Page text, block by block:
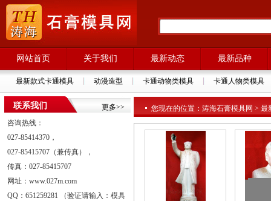
网站首页 关于我们 最新动态 最新品种
最新款式卡通模具 动漫造型 卡通动物类模具 卡通人物类模具
更多>>
联系我们
咨询热线：
027-85414370，
027-85415707（兼传真），
传真：027-85415707
网址：www.027m.com
QQ：651259281 （验证请输入：模具
您现在的位置：涛海石膏模具网 >